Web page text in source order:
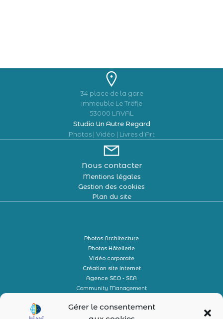
Gérer le consentement
34 place de la gare
immeuble Le Trêfle
53000 LAVAL
Studio Un Autre Regard
Photos | Vidéo | Livres d'Art
Nous contacter
Mentions légales
Gestion des cookies
Plan du site
Photos Architecture
Photos Hôtellerie
Vidéo corporate
Création site internet
Agence SEO - SEA
Community Management